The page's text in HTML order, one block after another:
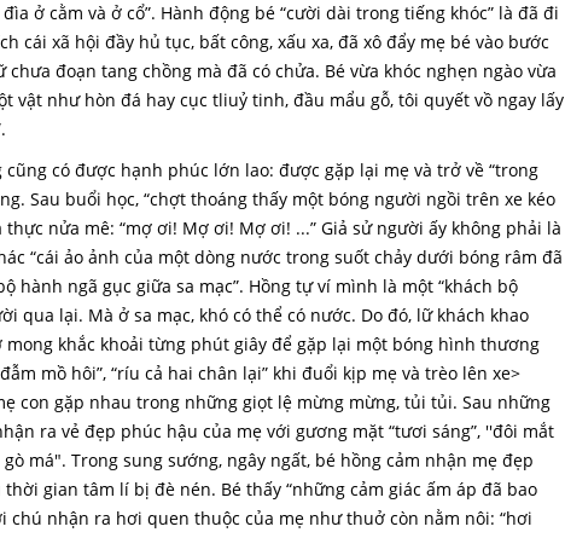
ở cằm và ở cổ”. Hành động bé “cười dài trong tiếng khóc” là đã đi
cái xã hội đầy hủ tục, bất công, xấu xa, đã xô đẩy mẹ bé vào bước
đoạn tang chồng mà đã có chửa. Bé vừa khóc nghẹn ngào vừa
vật như hòn đá hay cục tliuỷ tinh, đầu mẩu gỗ, tôi quyết vồ ngay lấy
có được hạnh phúc lớn lao: được gặp lại mẹ và trở về “trong
Sau buổi học, “chợt thoáng thấy một bóng người ngồi trên xe kéo
nửa mê: “mợ ơi! Mợ ơi! Mợ ơi! ...” Giả sử người ấy không phải là
“cái ảo ảnh của một dòng nước trong suốt chảy dưới bóng râm đã
ngã gục giữa sa mạc”. Hồng tự ví mình là một “khách bộ
qua lại. Mà ở sa mạc, khó có thể có nước. Do đó, lữ khách khao
khắc khoải từng phút giây để gặp lại một bóng hình thương
mồ hôi”, “ríu cả hai chân lại” khi đuổi kịp mẹ và trèo lên xe>
con gặp nhau trong những giọt lệ mừng mừng, tủi tủi. Sau những
ra vẻ đẹp phúc hậu của mẹ với gương mặt “tươi sáng”, ''đôi mắt
má". Trong sung sướng, ngây ngất, bé hồng cảm nhận mẹ đẹp
gian tâm lí bị đè nén. Bé thấy “những cảm giác ấm áp đã bao
nhận ra hơi quen thuộc của mẹ như thuở còn nằm nôi: “hơi